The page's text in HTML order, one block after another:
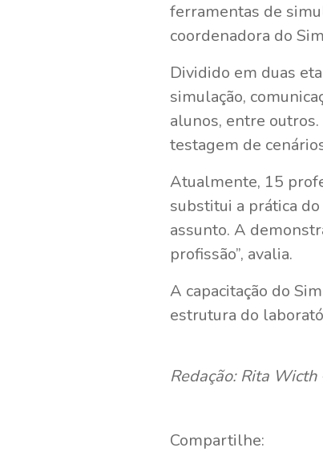
ferramentas de
coordenadora do
Dividido em duas
simulação,
alunos, entre
testagem de
Atualmente, 15
substitui a prática
assunto. A
profissão”, avalia.
A capacitação do
estrutura do
Redação: Rita
Compartilhe: